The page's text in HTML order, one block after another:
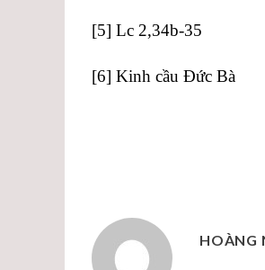
[5] Lc 2,34b-35
[6] Kinh cầu Đức Bà
HOÀNG